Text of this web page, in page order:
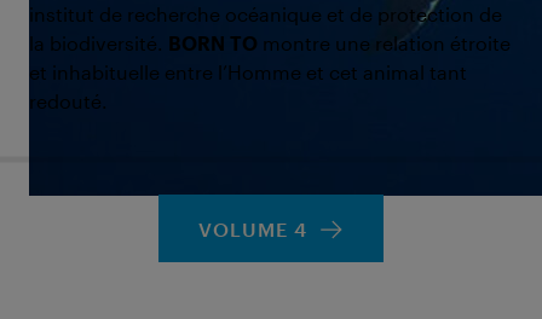
institut de recherche océanique et de protection de
la biodiversité. BORN TO montre une relation étroite
et inhabituelle entre l’Homme et cet animal tant
redouté.
VOLUME 4